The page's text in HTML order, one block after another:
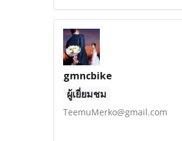
gmncbike
ผู้เยี่ยมชม
TeemuMerko@gmail.com